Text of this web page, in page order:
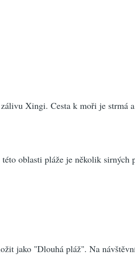
Xingi. Cesta k moři je strmá
oblasti pláže je několik sirných
jako "Dlouhá pláž". Na